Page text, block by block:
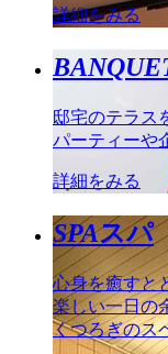
詳細をみる
邸宅のテラス
パーティーや
詳細をみる
SPAスパ
心身を癒すと
楽しい一日の
くつろぎのス